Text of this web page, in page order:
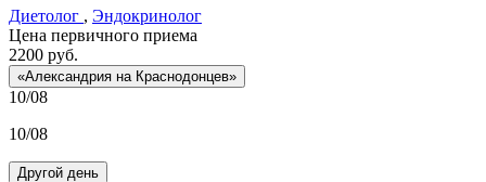
Диетолог , Эндокринолог
Цена первичного приема
2200 руб.
«Александрия на Краснодонцев»
10/08
10/08
Другой день